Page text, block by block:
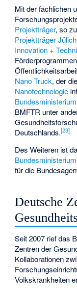
Mit der fachlichen
Projektträger, so
Projektträger Jülich
Innovation +
Nano Truck, der
Nanotechnologie
BMFTR unter
Deutschlands.[23]
Des Weiteren ist
für die
Deutsche
Seit 2007 rief das
Zentren der
Kollaborationen
Volkskrankheiten